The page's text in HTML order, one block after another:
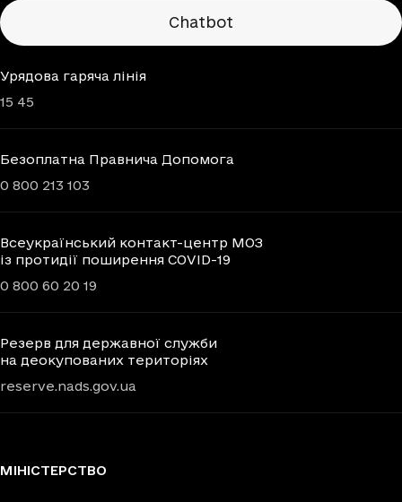
Chatbots
Chatbot
Урядова гаряча лінія
15 45
Безоплатна Правнича Допомога
0 800 213 103
Всеукраїнський контакт-центр МОЗ
із протидії поширення COVID-19
0 800 60 20 19
Резерв для державної служби
на деокупованих територіях
reserve.nads.gov.ua
МІНІСТЕРСТВО